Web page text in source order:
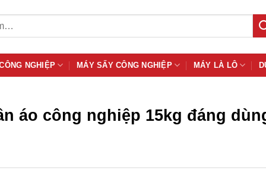
NGHIỆP MÁY SẤY CÔNG NGHIỆP MÁY LÀ LÔ
áo công nghiệp 15kg đáng